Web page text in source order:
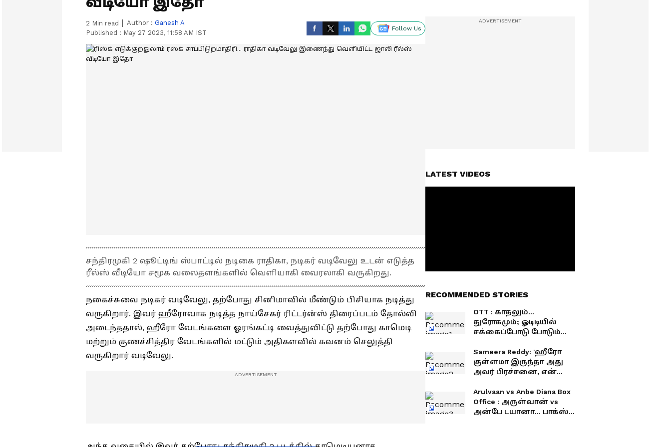
2 Min read Author : Ganesh A
Published : May 27 2023, 11:58 AM IST
Follow Us
சந்திரமுகி 2 ஷூட்டிங் ஸ்பாட்டில் நடிகை ராதிகா, நடிகர் வடிவேலு உடன் எடுத்த
ரீல்ஸ் வீடியோ சமூக வலைதளங்களில் வெளியாகி வைரலாகி வருகிறது.
நகைச்சுவை நடிகர் வடிவேலு, தற்போது சினிமாவில் மீண்டும் பிசியாக நடித்து
வருகிறார். இவர் ஹீரோவாக நடித்த நாய்சேகர் ரிட்டர்ன்ஸ் திரைப்படம் தோல்வி
அடைந்ததால், ஹீரோ வேடங்களை ஓரங்கட்டி வைத்துவிட்டு தற்போது காமெடி
மற்றும் குணச்சித்திர வேடங்களில் மட்டும் அதிகளவில் கவனம் செலுத்தி
வருகிறார் வடிவேலு.
LATEST VIDEOS
RECOMMENDED STORIES
OTT : காதலும்...
துரோகமும்; ஓடிடியில்
சக்கைப்போடு போடும்
- கதை என்ன தெரியுமா?
Sameera Reddy: 'ஹீரோ
குள்ளமா இருந்தா அது
அவர் பிரச்சனை, என்
கிளப்பிய சமீரா ரெட்டி -
யாரை சொல்கிறார்?
Arulvaan vs Anbe Diana Box
Office : அருள்வான் vs
அன்பே டயானா... பாக்ஸ்